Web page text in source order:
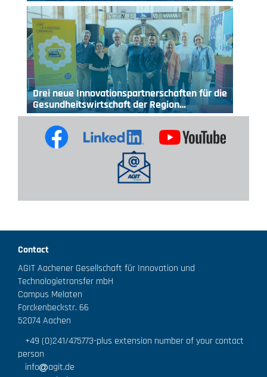
Drei neue Innovationspartnerschaften für die
Gesundheitswirtschaft der Region…
Contact
AGIT Aachener Gesellschaft für Innovation und
Technologietransfer mbH
Campus Melaten
Forckenbeckstr. 66
52074 Aachen
+49 (0)241/475773-plus extension number of your contact
person
info
agit.de